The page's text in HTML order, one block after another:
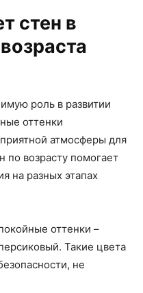
стен в
роль в развитии
оттенки
атмосферы для
по возрасту помогает
на разных этапах
оттенки –
Такие цвета
не